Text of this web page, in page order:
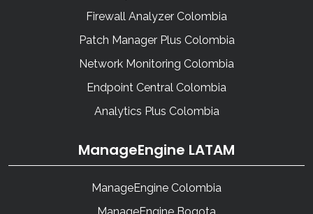
Firewall Analyzer Colombia
Patch Manager Plus Colombia
Network Monitoring Colombia
Endpoint Central Colombia
Analytics Plus Colombia
ManageEngine LATAM
ManageEngine Colombia